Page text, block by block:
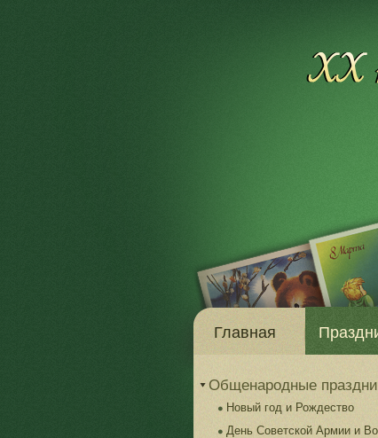
Главная
Общенародные
Новый год и Рождество
День Советской Армии и